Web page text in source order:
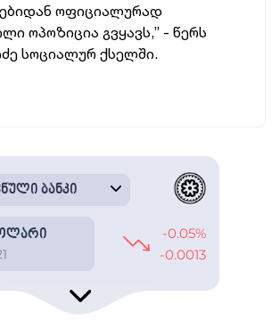
ოფიციალურად
ოპოზიცია გვყავს,” - წერს
სოციალურ ქსელში.